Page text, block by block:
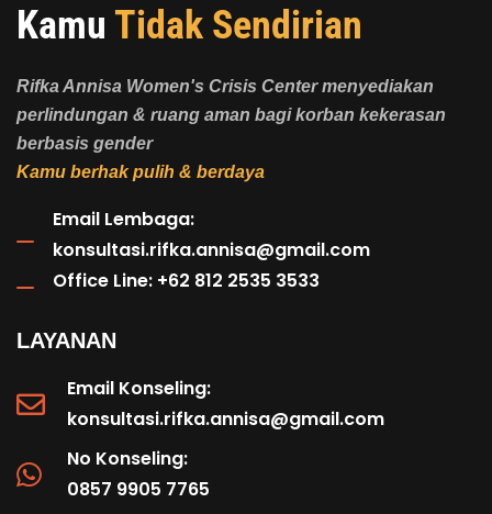
Kamu Tidak Sendirian
Rifka Annisa Women's Crisis Center menyediakan
perlindungan & ruang aman bagi korban kekerasan
berbasis gender
Kamu berhak pulih & berdaya
Email Lembaga:
konsultasi.rifka.annisa@gmail.com
Office Line: +62 812 2535 3533
LAYANAN
Email Konseling:
konsultasi.rifka.annisa@gmail.com
No Konseling:
0857 9905 7765